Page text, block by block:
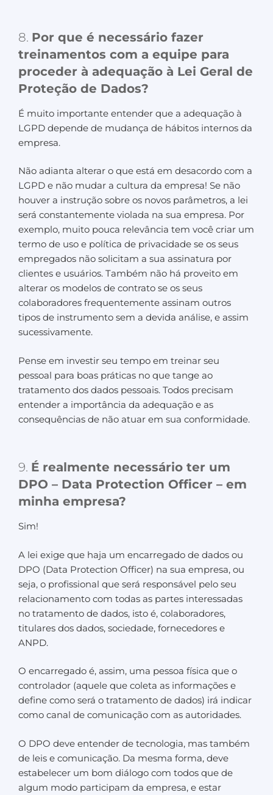
8. Por que é necessário fazer
treinamentos com a equipe para
proceder à adequação à Lei Geral de
Proteção de Dados?
É muito importante entender que a adequação à
LGPD depende de mudança de hábitos internos da
empresa.
Não adianta alterar o que está em desacordo com a
LGPD e não mudar a cultura da empresa! Se não
houver a instrução sobre os novos parâmetros, a lei
será constantemente violada na sua empresa. Por
exemplo, muito pouca relevância tem você criar um
termo de uso e política de privacidade se os seus
empregados não solicitam a sua assinatura por
clientes e usuários. Também não há proveito em
alterar os modelos de contrato se os seus
colaboradores frequentemente assinam outros
tipos de instrumento sem a devida análise, e assim
sucessivamente.
Pense em investir seu tempo em treinar seu
pessoal para boas práticas no que tange ao
tratamento dos dados pessoais. Todos precisam
entender a importância da adequação e as
consequências de não atuar em sua conformidade.
9. É realmente necessário ter um
DPO – Data Protection Officer – em
minha empresa?
Sim!
A lei exige que haja um encarregado de dados ou
DPO (Data Protection Officer) na sua empresa, ou
seja, o profissional que será responsável pelo seu
relacionamento com todas as partes interessadas
no tratamento de dados, isto é, colaboradores,
titulares dos dados, sociedade, fornecedores e
ANPD.
O encarregado é, assim, uma pessoa física que o
controlador (aquele que coleta as informações e
define como será o tratamento de dados) irá indicar
como canal de comunicação com as autoridades.
O DPO deve entender de tecnologia, mas também
de leis e comunicação. Da mesma forma, deve
estabelecer um bom diálogo com todos que de
algum modo participam da empresa, e estar